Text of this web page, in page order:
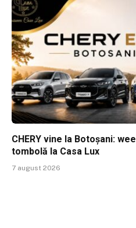
CHERY vine la Botoșani:
tombolă la Casa Lux
7 august 2026